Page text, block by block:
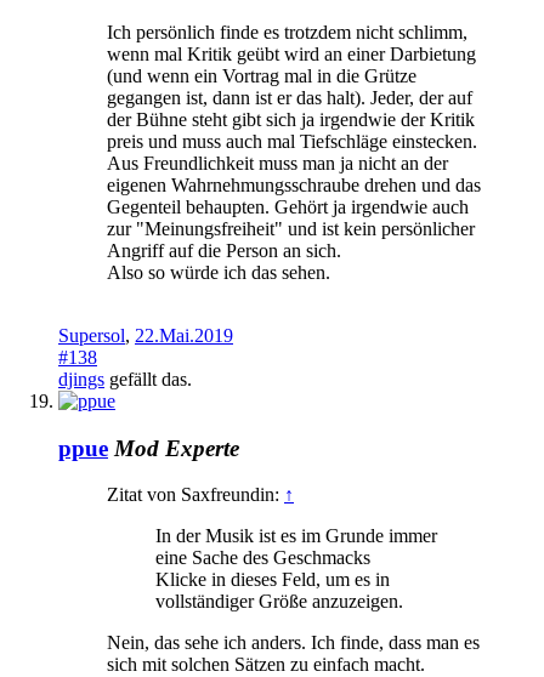
Ich persönlich finde es trotzdem nicht schlimm,
wenn mal Kritik geübt wird an einer Darbietung
(und wenn ein Vortrag mal in die Grütze
gegangen ist, dann ist er das halt). Jeder, der auf
der Bühne steht gibt sich ja irgendwie der Kritik
preis und muss auch mal Tiefschläge einstecken.
Aus Freundlichkeit muss man ja nicht an der
eigenen Wahrnehmungsschraube drehen und das
Gegenteil behaupten. Gehört ja irgendwie auch
zur "Meinungsfreiheit" und ist kein persönlicher
Angriff auf die Person an sich.
Also so würde ich das sehen.
Supersol, 22.Mai.2019
#138
djings gefällt das.
ppue Mod Experte
Zitat von Saxfreundin: ↑
In der Musik ist es im Grunde immer
eine Sache des Geschmacks
Klicke in dieses Feld, um es in
vollständiger Größe anzuzeigen.
Nein, das sehe ich anders. Ich finde, dass man es
sich mit solchen Sätzen zu einfach macht.